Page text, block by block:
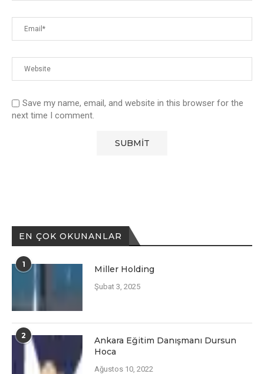
Save my name, email, and website in this browser for the
next time I comment.
EN ÇOK OKUNANLAR
1 Miller Holding
Şubat 3, 2025
2
Ankara Eğitim Danışmanı Dursun
Hoca
Ağustos 10, 2022